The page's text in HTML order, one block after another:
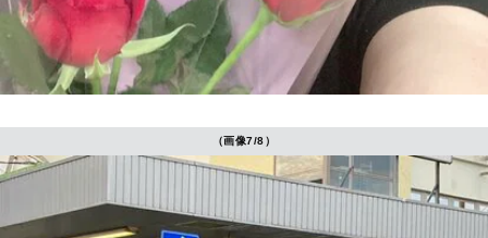
（画像7/8）